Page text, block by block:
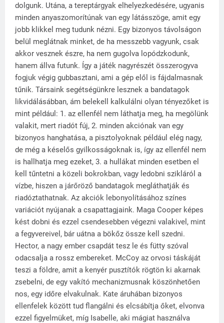
dolgunk. Utána, a tereptárgyak elhelyezkedésére, ugyanis
minden anyaszomorítúnak van egy látásszöge, amit egy
jobb klikkel meg tudunk nézni. Egy bizonyos távolságon
belül meglátnak minket, de ha messzebb vagyunk, csak
akkor vesznek észre, ha nem gugolva lopódzkodunk,
hanem állva futunk. Így a játék nagyrészét összerogyva
fogjuk végig gubbasztani, ami a gép elől is fájdalmasnak
tűnik. Társaink segétségünkre lesznek a bandatagok
likvidálásábban, ám belekell kalkulálni olyan tényezőket is
mint például: 1. az ellenfél nem láthatja meg, ha megölünk
valakit, mert riadót fúj, 2. minden akciónak van egy
bizonyos hanghatása, a pisztolyoknak például elég nagy,
de még a késelős gyilkosságoknak is, így az ellenfél nem
is hallhatja meg ezeket, 3. a hullákat minden esetben el
kell tűntetni a közeli bokrokban, vagy ledobni szikláról a
vízbe, hiszen a járőröző bandatagok megláthatják és
riadóztathatnak. Az akciók lebonyolításához színes
variációt nyújanak a csapattagjaink. Maga Cooper képes
kést dobni és ezzel csendesebben végezni valakivel, mint
a fegyvereivel, bár uátna a bökőz össze kell szedni.
Hector, a nagy ember csapdát tesz le és fütty szóval
odacsalja a rossz embereket. McCoy az orvosi táskáját
teszi a földre, amit a kenyér pusztítók rögtön ki akarnak
zsebelni, de egy vakító mechanizmusnak köszönhetően
nos, egy időre elvakulnak. Kate áruhában bizonyos
ellenfelek között tud flangálni és elcsábítja őket, elvonva
ezzel figyelmüket, míg Isabelle, aki mágiat használva